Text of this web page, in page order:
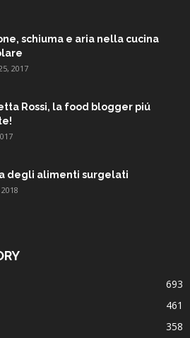
schiuma e aria nella cucina
2017
Rossi, la food blogger piú
degli alimenti surgelati
693
461
358